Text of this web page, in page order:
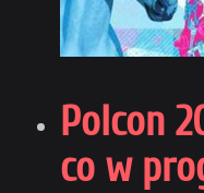
Polcon
co w